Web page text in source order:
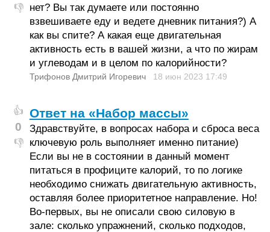
👎 нет? Вы так думаете или постоянно
взвешиваете еду и ведете дневник питания?) А
как вы спите? А какая еще двигательная
активность есть в вашей жизни, а что по жирам
и углеводам и в целом по калорийности?
Трифонов Дмитрий Игоревич 18 июн 2023 17:49
👍
0
👎
Ответ на «Набор массы»
Здравствуйте, в вопросах набора и сброса веса
ключевую роль выполняет именно питание)
Если вы не в состоянии в данный момент
питаться в профиците калорий, то по логике
необходимо снижать двигательную активность,
оставляя более приоритетное направление. Но!
Во-первых, вы не описали свою силовую в
зале: сколько упражнений, сколько подходов,